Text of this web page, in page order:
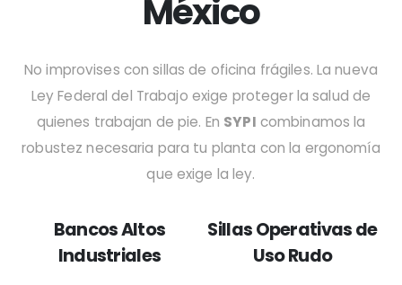
México
No improvises con sillas de oficina frágiles. La nueva
Ley Federal del Trabajo exige proteger la salud de
quienes trabajan de pie. En SYPI combinamos la
robustez necesaria para tu planta con la ergonomía
que exige la ley.
Bancos Altos
Industriales
Sillas Operativas de
Uso Rudo